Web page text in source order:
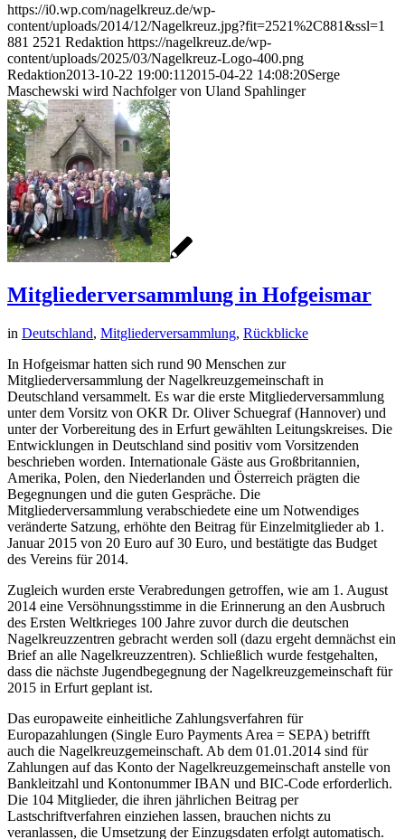
https://i0.wp.com/nagelkreuz.de/wp-
content/uploads/2014/12/Nagelkreuz.jpg?fit=2521%2C881&ssl=1
881 2521 Redaktion https://nagelkreuz.de/wp-
content/uploads/2025/03/Nagelkreuz-Logo-400.png
Redaktion2013-10-22 19:00:11 2015-04-22 14:08:20Serge
Maschewski wird Nachfolger von Uland Spahlinger
Mitgliederversammlung in Hofgeismar
in Deutschland, Mitgliederversammlung, Rückblicke
In Hofgeismar hatten sich rund 90 Menschen zur
Mitgliederversammlung der Nagelkreuzgemeinschaft in
Deutschland versammelt. Es war die erste Mitgliederversammlung
unter dem Vorsitz von OKR Dr. Oliver Schuegraf (Hannover) und
unter der Vorbereitung des in Erfurt gewählten Leitungskreises. Die
Entwicklungen in Deutschland sind positiv vom Vorsitzenden
beschrieben worden. Internationale Gäste aus Großbritannien,
Amerika, Polen, den Niederlanden und Österreich prägten die
Begegnungen und die guten Gespräche. Die
Mitgliederversammlung verabschiedete eine um Notwendiges
veränderte Satzung, erhöhte den Beitrag für Einzelmitglieder ab 1.
Januar 2015 von 20 Euro auf 30 Euro, und bestätigte das Budget
des Vereins für 2014.
Zugleich wurden erste Verabredungen getroffen, wie am 1. August
2014 eine Versöhnungsstimme in die Erinnerung an den Ausbruch
des Ersten Weltkrieges 100 Jahre zuvor durch die deutschen
Nagelkreuzzentren gebracht werden soll (dazu ergeht demnächst ein
Brief an alle Nagelkreuzzentren). Schließlich wurde festgehalten,
dass die nächste Jugendbegegnung der Nagelkreuzgemeinschaft für
2015 in Erfurt geplant ist.
Das europaweite einheitliche Zahlungsverfahren für
Europazahlungen (Single Euro Payments Area = SEPA) betrifft
auch die Nagelkreuzgemeinschaft. Ab dem 01.01.2014 sind für
Zahlungen auf das Konto der Nagelkreuzgemeinschaft anstelle von
Bankleitzahl und Kontonummer IBAN und BIC-Code erforderlich.
Die 104 Mitglieder, die ihren jährlichen Beitrag per
Lastschriftverfahren einziehen lassen, brauchen nichts zu
veranlassen, die Umsetzung der Einzugsdaten erfolgt automatisch.